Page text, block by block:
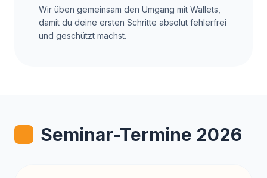
Wir üben gemeinsam den Umgang mit Wallets,
damit du deine ersten Schritte absolut fehlerfrei
und geschützt machst.
Seminar-Termine 2026